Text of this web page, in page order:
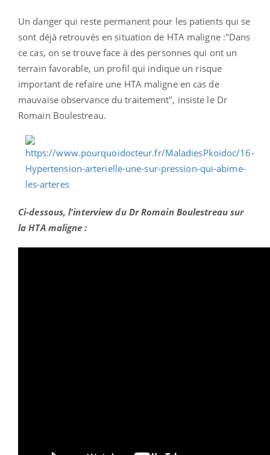
Un danger qui reste permanent pour les patients qui se
sont déjà retrouvés en situation de HTA maligne :"Dans
ce cas, on se trouve face à des personnes qui ont un
terrain favorable, un profil qui indique un risque
important de refaire une HTA maligne en cas de
mauvaise observance du traitement", insiste le Dr
Romain Boulestreau.
Ci-dessous, l'interview du Dr Romain Boulestreau sur
la HTA maligne :